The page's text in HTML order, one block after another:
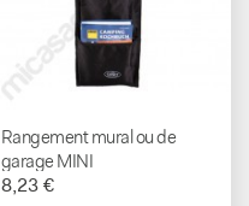
Rangement mural ou de
garage MINI
8,23 €